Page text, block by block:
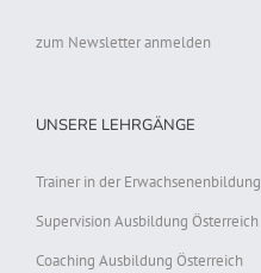
zum Newsletter anmelden
UNSERE LEHRGÄNGE
Trainer in der Erwachsenenbildung
Supervision Ausbildung Österreich
Coaching Ausbildung Österreich